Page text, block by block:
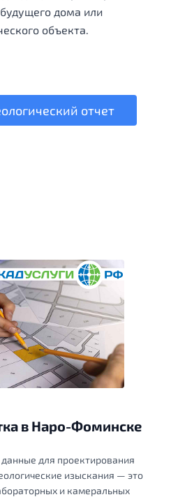
дома или
объекта.
отчет
в Наро-Фоминске
для проектирования
изыскания — это
и камеральных